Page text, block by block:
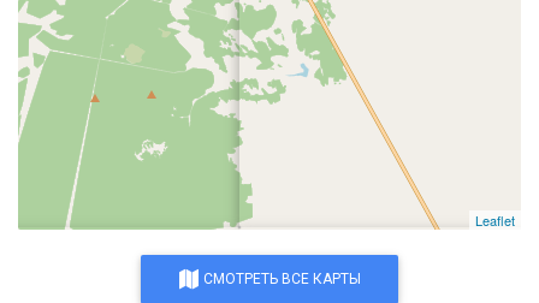
Leaflet
СМОТРЕТЬ ВСЕ КАРТЫ